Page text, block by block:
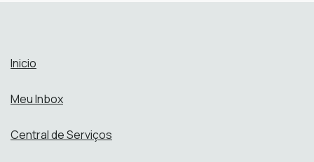
Inicio
Meu Inbox
Central de Serviços